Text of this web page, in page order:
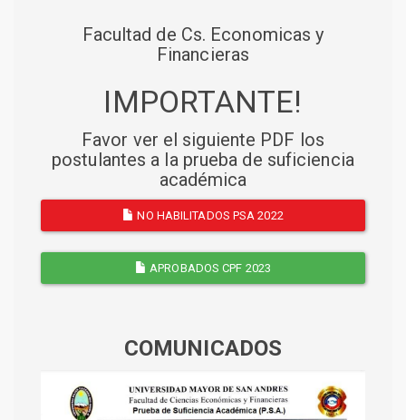
Facultad de Cs. Economicas y
Financieras
IMPORTANTE!
Favor ver el siguiente PDF los
postulantes a la prueba de suficiencia
académica
NO HABILITADOS PSA 2022
APROBADOS CPF 2023
COMUNICADOS